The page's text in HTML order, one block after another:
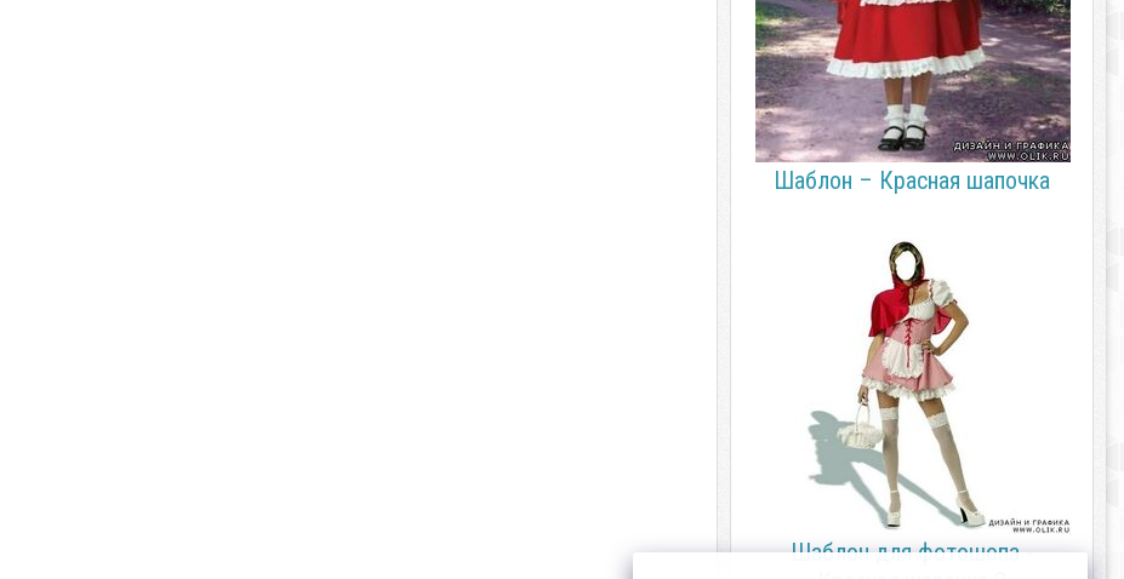
Шаблон – Красная шапочка
Шаблон для фотошопа -